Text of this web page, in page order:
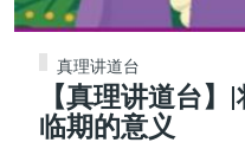
真理讲道台
【真理讲道台
临期的意义